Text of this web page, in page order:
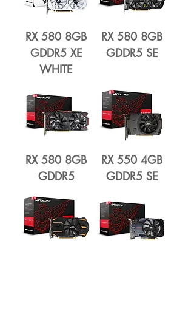
RX 580 8GB
GDDR5 XE
WHITE
RX 580 8GB
GDDR5 SE
RX 580 8GB
GDDR5
RX 550 4GB
GDDR5 SE